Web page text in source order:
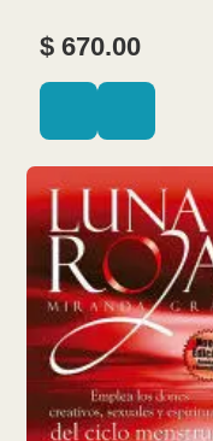
$ 670.00